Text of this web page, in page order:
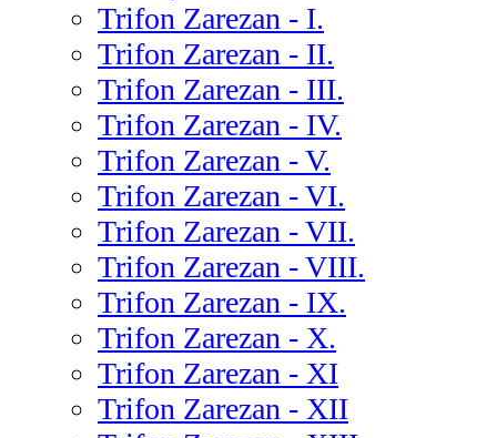
Trifon Zarezan - I.
Trifon Zarezan - II.
Trifon Zarezan - III.
Trifon Zarezan - IV.
Trifon Zarezan - V.
Trifon Zarezan - VI.
Trifon Zarezan - VII.
Trifon Zarezan - VIII.
Trifon Zarezan - IX.
Trifon Zarezan - X.
Trifon Zarezan - XI
Trifon Zarezan - XII